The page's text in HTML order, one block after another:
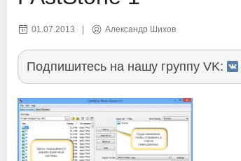
01.07.2013 Александр Шихов
Подпишитесь на нашу группу VK: